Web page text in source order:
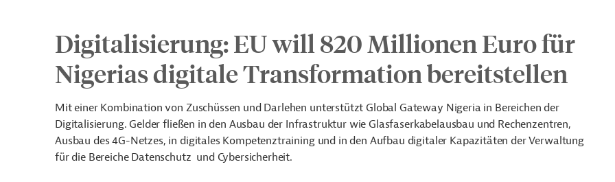
Digitalisierung: EU will 820 Millionen Euro für
Nigerias digitale Transformation bereitstellen
Mit einer Kombination von Zuschüssen und Darlehen unterstützt Global Gateway Nigeria in Bereichen der
Digitalisierung. Gelder fließen in den Ausbau der Infrastruktur wie Glasfaserkabelausbau und Rechenzentren,
Ausbau des 4G-Netzes, in digitales Kompetenztraining und in den Aufbau digitaler Kapazitäten der Verwaltung
für die Bereiche Datenschutz und Cybersicherheit.